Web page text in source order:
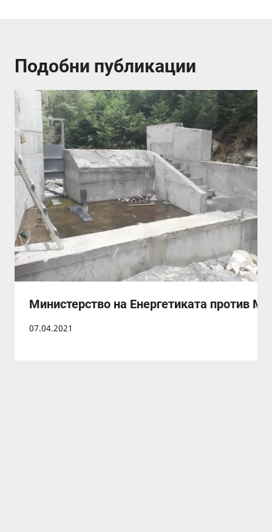
Подобни публикации
Министерство на Енергетиката против
07.04.2021